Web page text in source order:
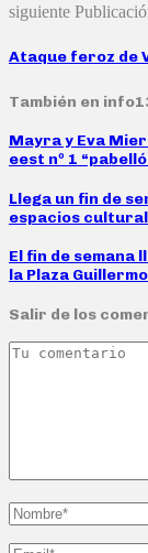
siguiente
Ataque feroz de
También en
Mayra y Eva
eest nº 1
Llega un fin de
espacios
El fin de semana
la Plaza
Salir de los